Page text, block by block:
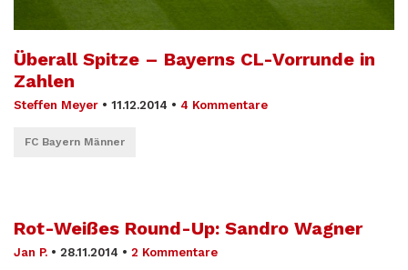
Überall Spitze – Bayerns CL-Vorrunde in
Zahlen
Steffen Meyer • 11.12.2014 • 4 Kommentare
FC Bayern Männer
Rot-Weißes Round-Up: Sandro Wagner
Jan P. • 28.11.2014 • 2 Kommentare